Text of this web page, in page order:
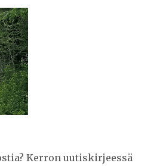
Kerron uutiskirjeessä